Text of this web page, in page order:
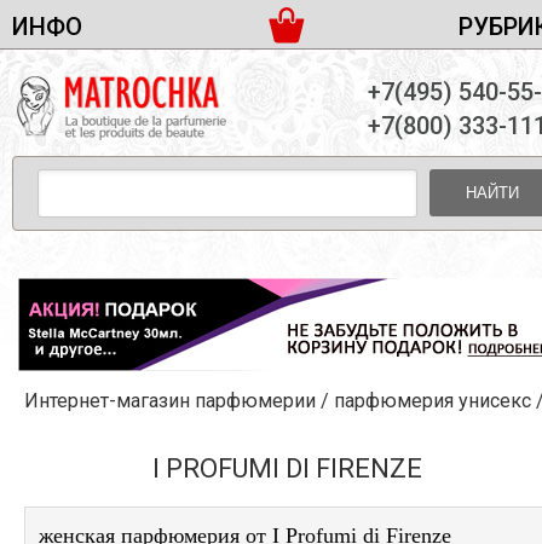
ИНФО
ДОСТАВКА И ОПЛАТА
ПАРТНЕРСТВО
КОНТАКТЫ
ЖЕНСКАЯ ПАРФЮМЕРИЯ
МУЖСКАЯ ПАРФЮМЕРИЯ
УНИСЕКС ПАРФЮМЕРИЯ
ЖЕНСКИЕ НАБОРЫ
МУЖСКИЕ НАБОРЫ
УНИСЕКС НАБОРЫ
УХОД ЗА ЛИЦОМ
УХОД ЗА ТЕЛОМ
ДЕКОРАТИВНАЯ КОСМЕТИКА
+7(495) 540-
+7(800) 333-
НАЙТИ
Интернет-магазин парфюмерии / парфюмерия унисекс
I PROFUMI DI FIRENZE
женская парфюмерия от I Profumi di Firenze